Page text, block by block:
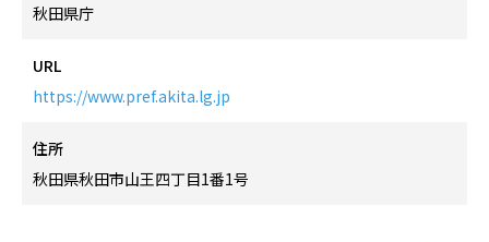
秋田県庁
URL
https://www.pref.akita.lg.jp
住所
秋田県秋田市山王四丁目1番1号